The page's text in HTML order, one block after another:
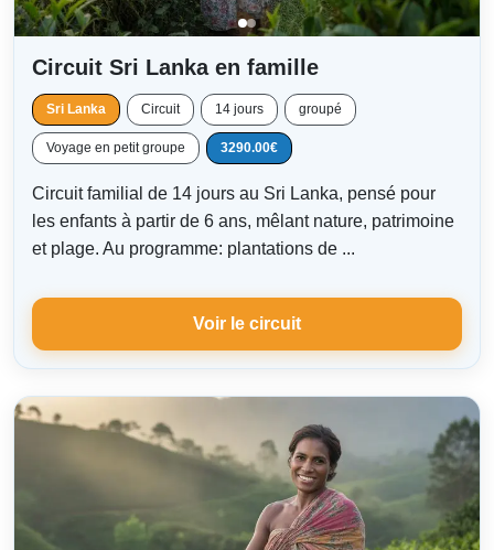
Circuit Sri Lanka en famille
Sri Lanka Circuit 14 jours groupé
Voyage en petit groupe 3290.00€
Circuit familial de 14 jours au Sri Lanka, pensé pour
les enfants à partir de 6 ans, mêlant nature, patrimoine
et plage. Au programme: plantations de ...
Voir le circuit